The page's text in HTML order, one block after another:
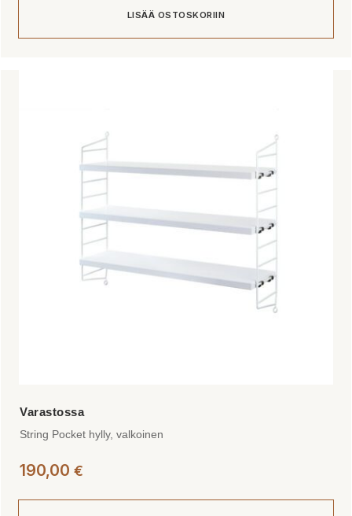
199,00 €.179,00 €.
LISÄÄ OSTOSKORIIN
String Pocket hylly, valkoinen
190,00 €